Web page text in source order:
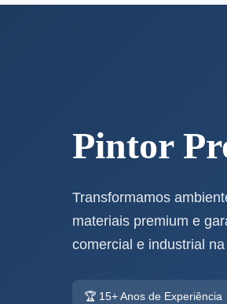
Pintor
Transformamos
materiais premium e
comercial e industrial
🏆 15+ Anos de Experiência